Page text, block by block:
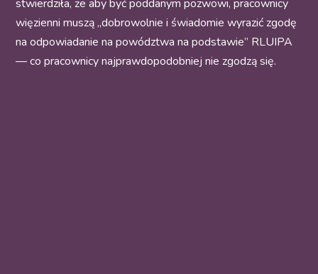
stwierdziła, że aby być poddanym pozwowi, pracownicy
więzienni muszą „dobrowolnie i świadomie wyrazić zgodę
na odpowiadanie na powództwa na podstawie” RLUIPA
— co pracownicy najprawdopodobniej nie zgodzą się.